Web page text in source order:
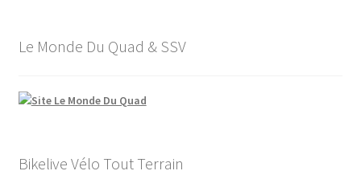
Le Monde Du Quad & SSV
Bikelive Vélo Tout Terrain